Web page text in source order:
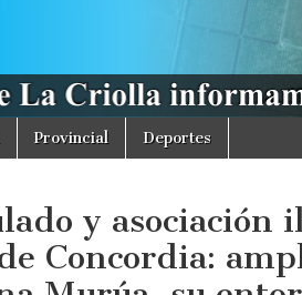
Provincial Deportes
y asociación
Concordia: